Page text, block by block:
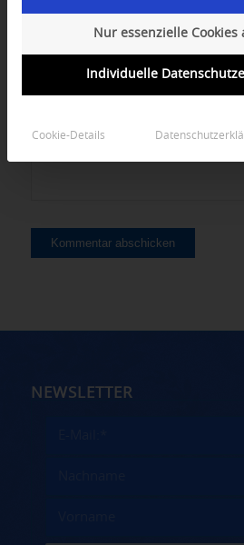
NEWSLETTER
Nur essenzielle Cookies
Individuelle
Cookie-Details